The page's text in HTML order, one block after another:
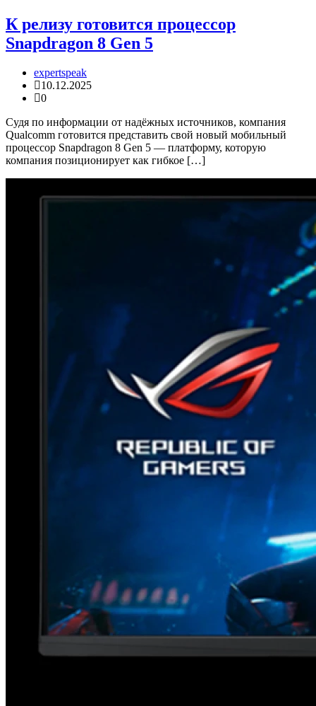
К релизу готовится процессор
Snapdragon 8 Gen 5
expertspeak
10.12.2025
0
Судя по информации от надёжных источников, компания
Qualcomm готовится представить свой новый мобильный
процессор Snapdragon 8 Gen 5 — платформу, которую
компания позиционирует как гибкое […]